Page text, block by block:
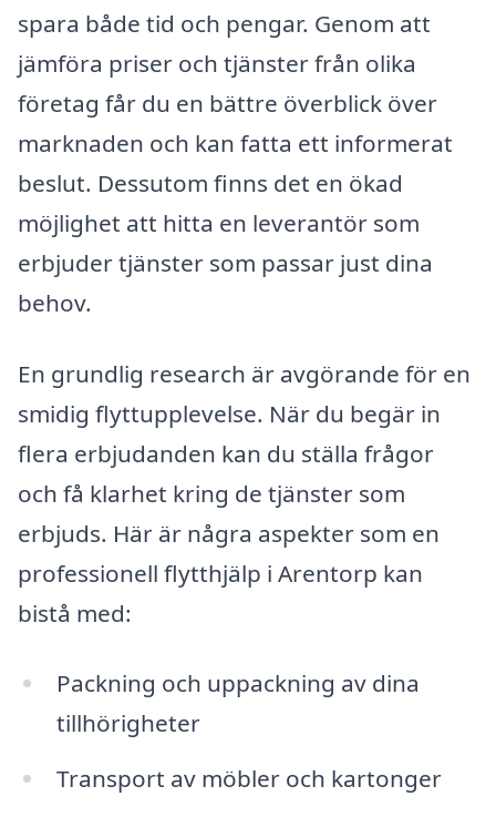
spara både tid och pengar. Genom att
jämföra priser och tjänster från olika
företag får du en bättre överblick över
marknaden och kan fatta ett informerat
beslut. Dessutom finns det en ökad
möjlighet att hitta en leverantör som
erbjuder tjänster som passar just dina
behov.
En grundlig research är avgörande för en
smidig flyttupplevelse. När du begär in
flera erbjudanden kan du ställa frågor
och få klarhet kring de tjänster som
erbjuds. Här är några aspekter som en
professionell flytthjälp i Arentorp kan
bistå med:
Packning och uppackning av dina
tillhörigheter
Transport av möbler och kartonger